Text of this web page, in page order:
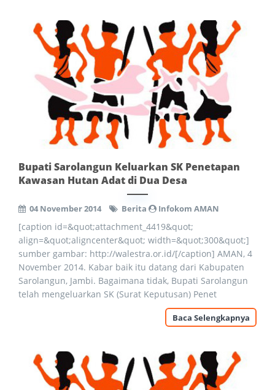
Bupati Sarolangun Keluarkan SK Penetapan
Kawasan Hutan Adat di Dua Desa
04 November 2014 Berita Infokom AMAN
[caption id=&quot;attachment_4419&quot;
align=&quot;aligncenter&quot; width=&quot;300&quot;]
sumber gambar: http://walestra.or.id/[/caption] AMAN, 4
November 2014. Kabar baik itu datang dari Kabupaten
Sarolangun, Jambi. Bagaimana tidak, Bupati Sarolangun
telah mengeluarkan SK (Surat Keputusan) Penet
Baca Selengkapnya